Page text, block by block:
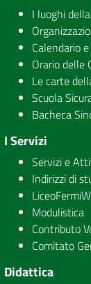
I luoghi
Calendario
Orario delle
Le carte
Scuola
Bacheca
I Servizi
Servizi e
Indirizzi di
Modulistica
Contributo
Comitato
Didattica